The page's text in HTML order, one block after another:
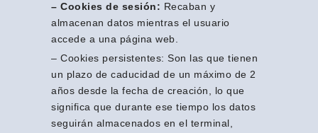
– Cookies de sesión: Recaban y
almacenan datos mientras el usuario
accede a una página web.
– Cookies persistentes: Son las que tienen
un plazo de caducidad de un máximo de 2
años desde la fecha de creación, lo que
significa que durante ese tiempo los datos
seguirán almacenados en el terminal,